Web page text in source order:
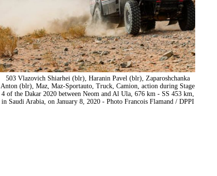
503 Vlazovich Shiarhei (blr), Haranin Pavel (blr), Zaparoshchanka
Anton (blr), Maz, Maz-Sportauto, Truck, Camion, action during Stage
4 of the Dakar 2020 between Neom and Al Ula, 676 km - SS 453 km,
in Saudi Arabia, on January 8, 2020 - Photo Francois Flamand / DPPI